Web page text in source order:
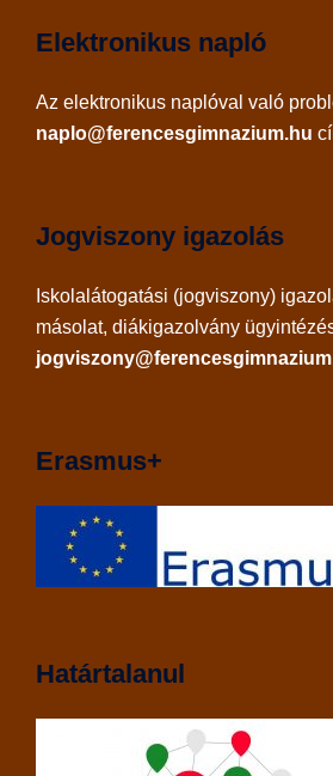
Elektronikus napló
Az elektronikus naplóval való
naplo@ferencesgimnazium.hu
Jogviszony igazolás
Iskolalátogatási (jogviszony)
másolat, diákigazolvány
Erasmus+
Határtalanul